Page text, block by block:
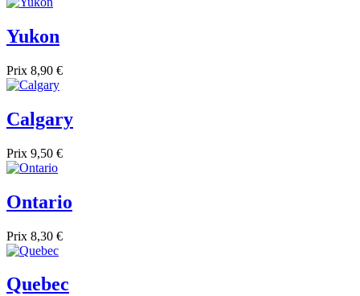
Yukon
Prix 8,90 €
Calgary
Prix 9,50 €
Ontario
Prix 8,30 €
Quebec